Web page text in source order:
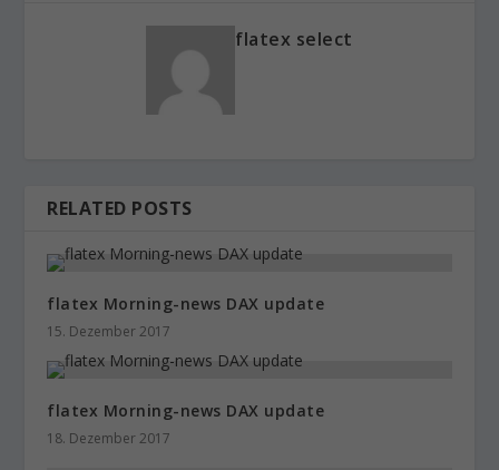
flatex select
RELATED POSTS
flatex Morning-news DAX update
15. Dezember 2017
flatex Morning-news DAX update
18. Dezember 2017